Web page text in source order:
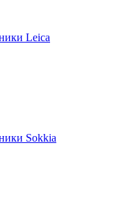
Leica
Sokkia